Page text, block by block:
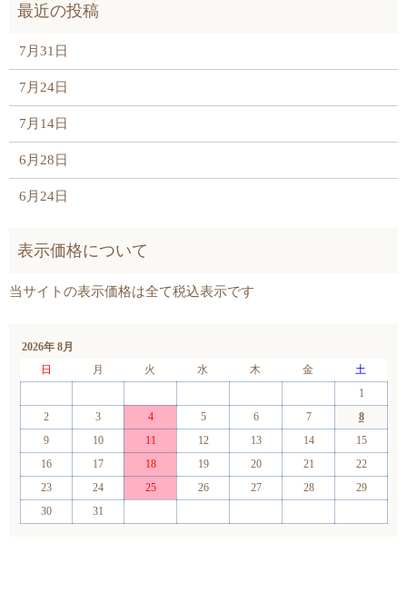
7月31日
7月24日
7月14日
6月28日
6月24日
2026年 8月
日
月 火 水 木 金
土
1
2
3 4 5 6 7
8
9
10 11 12 13 14
15
16
17 18 19 20 21
22
23
24 25 26 27 28
29
30
31